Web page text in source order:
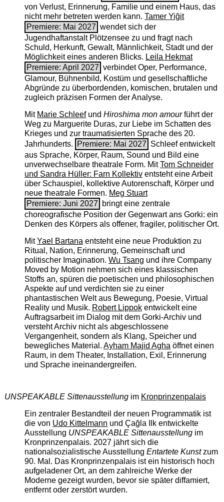
von Verlust, Erinnerung, Familie und einem Haus, das
nicht mehr betreten werden kann. Tamer Yiğit
Premiere: Mai 2027 wendet sich der
Jugendhaftanstalt Plötzensee zu und fragt nach
Schuld, Herkunft, Gewalt, Männlichkeit, Stadt und der
Möglichkeit eines anderen Blicks. Leila Hekmat
Premiere: April 2027 verbindet Oper, Performance,
Glamour, Bühnenbild, Kostüm und gesellschaftliche
Abgründe zu überbordenden, komischen, brutalen und
zugleich präzisen Formen der Analyse.
Mit Marie Schleefund Hiroshima mon amourführt der
Weg zu Marguerite Duras, zur Liebe im Schatten des
Krieges und zur traumatisierten Sprache des 20.
Jahrhunderts.
Premiere: Mai 2027 Schleef entwickelt
aus Sprache, Körper, Raum, Sound und Bild eine
unverwechselbare theatrale Form. MitTom Schneider
und Sandra Hüller: Farn Kollektiventsteht eine Arbeit
über Schauspiel, kollektive Autorenschaft, Körper und
neue theatrale Formen. Meg Stuart
Premiere: Juni 2027
bringt eine zentrale
choreografische Position der Gegenwart ans Gorki: ein
Denken des Körpers als offener, fragiler, politischer Ort.
MitYael Bartanaentsteht eine neue Produktion zu
Ritual, Nation, Erinnerung, Gemeinschaft und
politischer Imagination. Wu Tsang und ihre Company
Moved by Motion nehmen sich eines klassischen
Stoffs an, spüren die poetischen und philosophischen
Aspekte auf und verdichten sie zu einer
phantastischen Welt aus Bewegung, Poesie, Virtual
Reality und Musik. Robert Lippokentwickelt eine
Auftragsarbeit im Dialog mit dem Gorki-Archiv und
versteht Archiv nicht als abgeschlossene
Vergangenheit, sondern als Klang, Speicher und
bewegliches Material. Ayham Majid Aghaöffnet einen
Raum, in dem Theater, Installation, Exil, Erinnerung
und Sprache ineinandergreifen.
UNSPEAKABLE Sittenausstellungim Kronprinzenpalais
Ein zentraler Bestandteil der neuen Programmatik ist
die von Udo Kittelmann und Çağla Ilk entwickelte
Ausstellung UNSPEAKABLE Sittenausstellungim
Kronprinzenpalais. 2027 jährt sich die
nationalsozialistische Ausstellung Entartete Kunstzum
90. Mal. Das Kronprinzenpalais ist ein historisch hoch
aufgeladener Ort, an dem zahlreiche Werke der
Moderne gezeigt wurden, bevor sie später diffamiert,
entfernt oder zerstört wurden.